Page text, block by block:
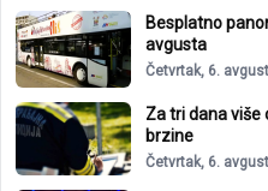
Besplatno
avgusta
Četvrtak, 6.
Za tri dana više
brzine
Četvrtak, 6.